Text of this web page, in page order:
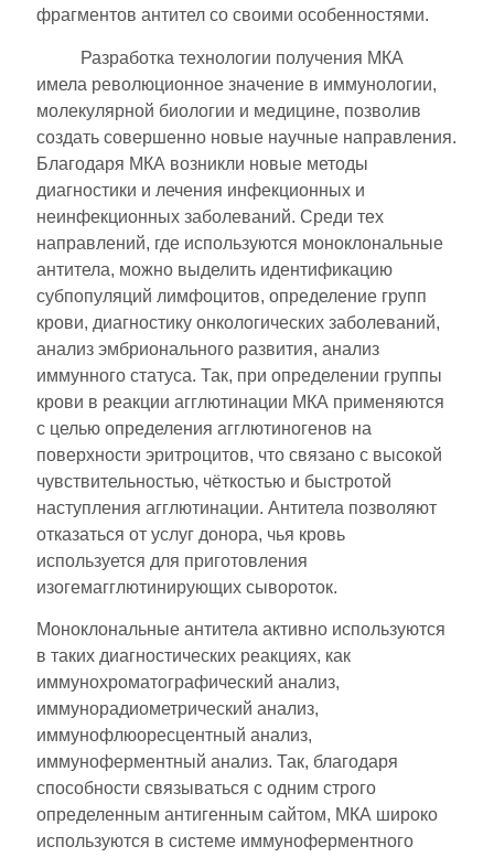
фрагментов антител со своими особенностями.
Разработка технологии получения МКА
имела революционное значение в иммунологии,
молекулярной биологии и медицине, позволив
создать совершенно новые научные направления.
Благодаря МКА возникли новые методы
диагностики и лечения инфекционных и
неинфекционных заболеваний. Среди тех
направлений, где используются моноклональные
антитела, можно выделить идентификацию
субпопуляций лимфоцитов, определение групп
крови, диагностику онкологических заболеваний,
анализ эмбрионального развития, анализ
иммунного статуса. Так, при определении группы
крови в реакции агглютинации МКА применяются
с целью определения агглютиногенов на
поверхности эритроцитов, что связано с высокой
чувствительностью, чёткостью и быстротой
наступления агглютинации. Антитела позволяют
отказаться от услуг донора, чья кровь
используется для приготовления
изогемагглютинирующих сывороток.
Моноклональные антитела активно используются
в таких диагностических реакциях, как
иммунохроматографический анализ,
иммунорадиометрический анализ,
иммунофлюоресцентный анализ,
иммуноферментный анализ. Так, благодаря
способности связываться с одним строго
определенным антигенным сайтом, МКА широко
используются в системе иммуноферментного